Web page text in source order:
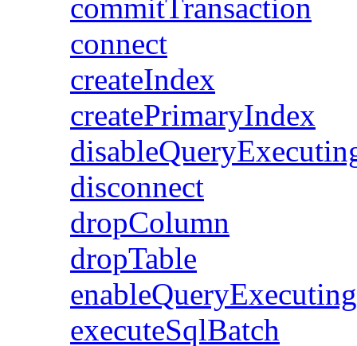
commitTransaction
connect
createIndex
createPrimaryIndex
disconnect
dropColumn
dropTable
enableQueryExecuting
executeSqlBatch